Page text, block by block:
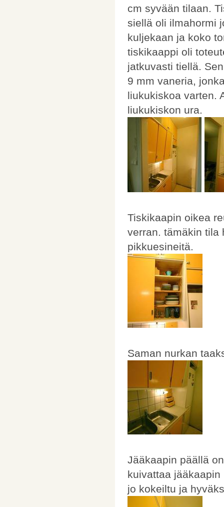
cm syvään tilaan.
siellä oli ilmahormi
kuljekaan ja koko
tiskikaappi oli
jatkuvasti tiellä.
9 mm vaneria,
liukukiskoa varten.
liukukiskon ura.
Tiskikaapin oikea
verran. tämäkin tila
pikkuesineitä.
Saman nurkan
Jääkaapin päällä
kuivattaa
jo kokeiltu ja